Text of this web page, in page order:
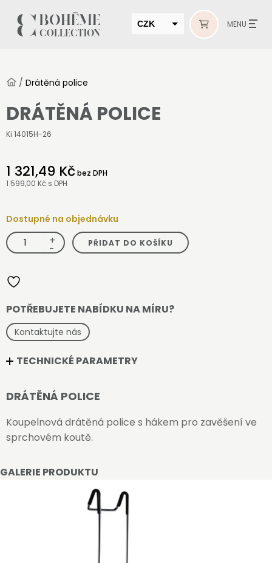
CZK MENU
/ Drátěná police
GALERIE PRODUKTU
DRÁTĚNÁ POLICE
Ki 14015H-26
1 321,49 Kčbez DPH
1 599,00 Kč s DPH
Dostupné na objednávku
Drátěná
police
množství
+
- PŘIDAT DO KOŠÍKU
POTŘEBUJETE NABÍDKU NA MÍRU?
Kontaktujte nás
TECHNICKÉ PARAMETRY
DRÁTĚNÁ POLICE
Koupelnová drátěná police s hákem pro zavěšení ve
sprchovém koutě.